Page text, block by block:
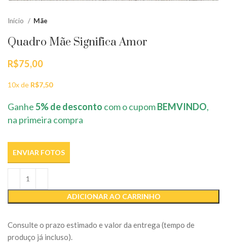
Início Mãe
Quadro Mãe Significa Amor
R$75,00
10x de R$7,50
Ganhe5% de desconto com o cupomBEMVINDO,
na primeira compra
ENVIAR FOTOS
ADICIONAR AO CARRINHO
Consulte o prazo estimado e valor da entrega (tempo de
produço já incluso).